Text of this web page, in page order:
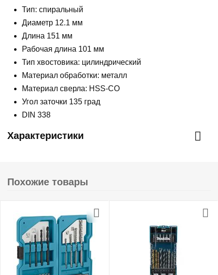
Тип: спиральный
Диаметр 12.1 мм
Длина 151 мм
Рабочая длина 101 мм
Тип хвостовика: цилиндрический
Материал обработки: металл
Материал сверла: HSS-CO
Угол заточки 135 град
DIN 338
Характеристики
Похожие товары